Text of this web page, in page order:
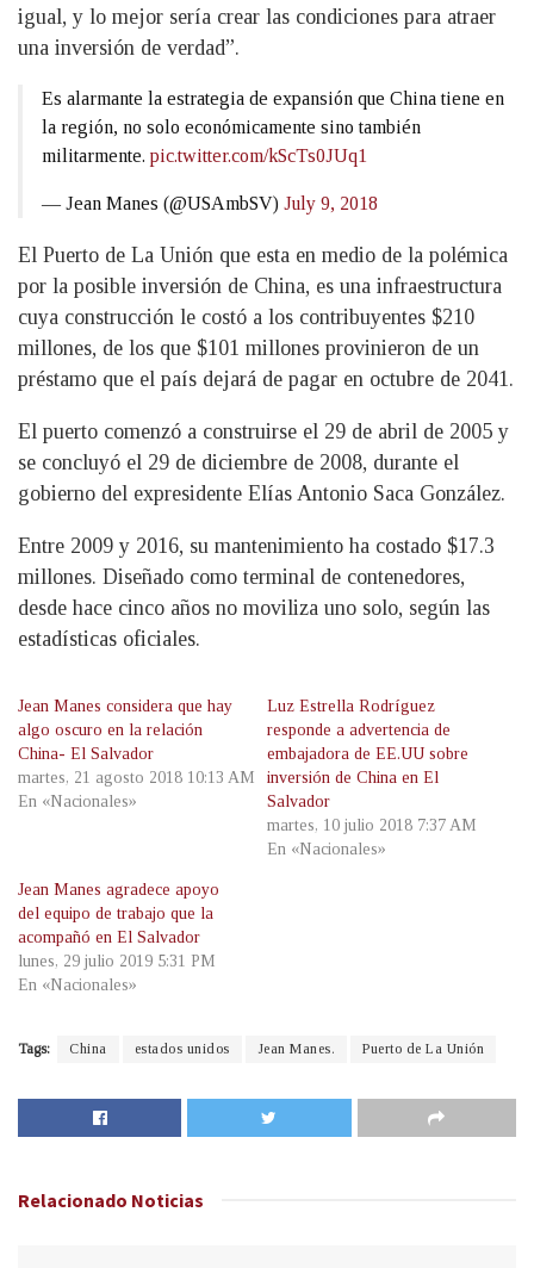
igual, y lo mejor sería crear las condiciones para atraer
una inversión de verdad”.
Es alarmante la estrategia de expansión que China tiene en
la región, no solo económicamente sino también
militarmente. pic.twitter.com/kScTs0JUq1
— Jean Manes (@USAmbSV) July 9, 2018
El Puerto de La Unión que esta en medio de la polémica
por la posible inversión de China, es una infraestructura
cuya construcción le costó a los contribuyentes $210
millones, de los que $101 millones provinieron de un
préstamo que el país dejará de pagar en octubre de 2041.
El puerto comenzó a construirse el 29 de abril de 2005 y
se concluyó el 29 de diciembre de 2008, durante el
gobierno del expresidente Elías Antonio Saca González.
Entre 2009 y 2016, su mantenimiento ha costado $17.3
millones. Diseñado como terminal de contenedores,
desde hace cinco años no moviliza uno solo, según las
estadísticas oficiales.
Jean Manes considera que hay
algo oscuro en la relación
China- El Salvador
martes, 21 agosto 2018 10:13 AM
En «Nacionales»
Luz Estrella Rodríguez
responde a advertencia de
embajadora de EE.UU sobre
inversión de China en El
Salvador
martes, 10 julio 2018 7:37 AM
En «Nacionales»
Jean Manes agradece apoyo
del equipo de trabajo que la
acompañó en El Salvador
lunes, 29 julio 2019 5:31 PM
En «Nacionales»
Tags: China estados unidos Jean Manes. Puerto de La Unión
Relacionado Noticias